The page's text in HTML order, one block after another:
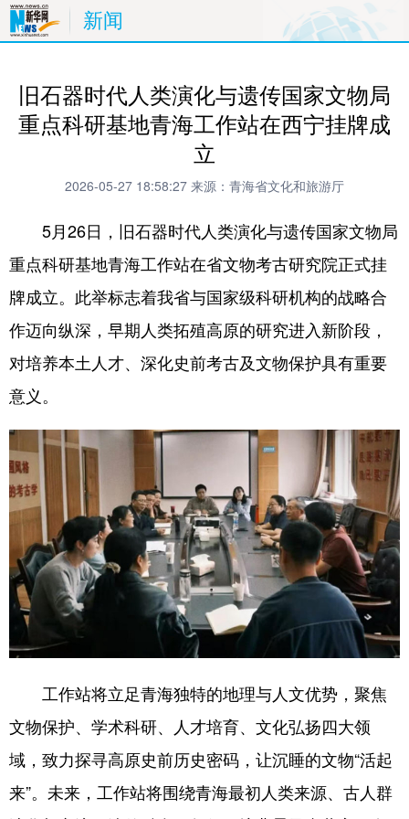
新闻
旧石器时代人类演化与遗传国家文物局
重点科研基地青海工作站在西宁挂牌成
立
2026-05-27 18:58:27 来源：青海省文化和旅游厅
5月26日，旧石器时代人类演化与遗传国家文物局
重点科研基地青海工作站在省文物考古研究院正式挂
牌成立。此举标志着我省与国家级科研机构的战略合
作迈向纵深，早期人类拓殖高原的研究进入新阶段，
对培养本土人才、深化史前考古及文物保护具有重要
意义。
工作站将立足青海独特的地理与人文优势，聚焦
文物保护、学术科研、人才培育、文化弘扬四大领
域，致力探寻高原史前历史密码，让沉睡的文物“活起
来”。未来，工作站将围绕青海最初人类来源、古人群